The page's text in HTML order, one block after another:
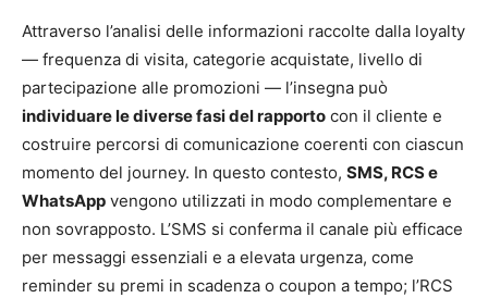
Attraverso l’analisi delle informazioni raccolte dalla loyalty
— frequenza di visita, categorie acquistate, livello di
partecipazione alle promozioni — l’insegna può
individuare le diverse fasi del rapporto con il cliente e
costruire percorsi di comunicazione coerenti con ciascun
momento del journey. In questo contesto, SMS, RCS e
WhatsApp vengono utilizzati in modo complementare e
non sovrapposto. L’SMS si conferma il canale più efficace
per messaggi essenziali e a elevata urgenza, come
reminder su premi in scadenza o coupon a tempo; l’RCS